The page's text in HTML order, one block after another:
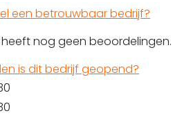
een betrouwbaar bedrijf?
nog geen beoordelingen.
is dit bedrijf geopend?